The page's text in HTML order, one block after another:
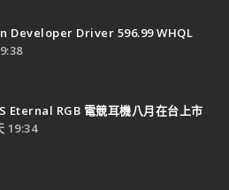
Developer Driver 596.99 WHQL
Eternal RGB 電競耳機八月在台上市
19:34